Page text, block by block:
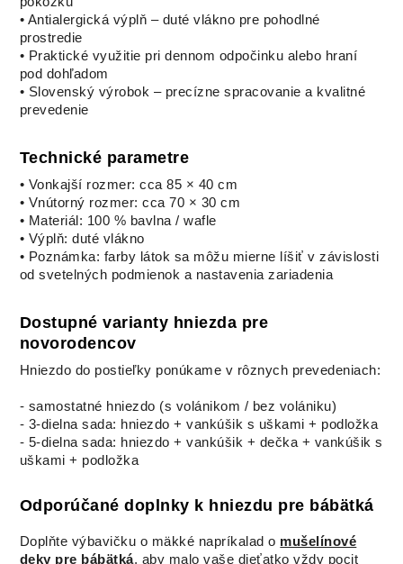
• Antialergická výplň – duté vlákno pre pohodlné
prostredie
• Praktické využitie pri dennom odpočinku alebo hraní
pod dohľadom
• Slovenský výrobok – precízne spracovanie a kvalitné
prevedenie
Technické parametre
• Vonkajší rozmer: cca 85 × 40 cm
• Vnútorný rozmer: cca 70 × 30 cm
• Materiál: 100 % bavlna / wafle
• Výplň: duté vlákno
• Poznámka: farby látok sa môžu mierne líšiť v závislosti
od svetelných podmienok a nastavenia zariadenia
Dostupné varianty hniezda pre
novorodencov
Hniezdo do postieľky ponúkame v rôznych prevedeniach:
- samostatné hniezdo (s volánikom / bez volániku)
- 3-dielna sada: hniezdo + vankúšik s uškami + podložka
- 5-dielna sada: hniezdo + vankúšik + dečka + vankúšik s
uškami + podložka
Odporúčané doplnky k hniezdu pre bábätká
Doplňte výbavičku o mäkké napríkalad o mušelínové
deky pre bábätká, aby malo vaše dieťatko vždy pocit